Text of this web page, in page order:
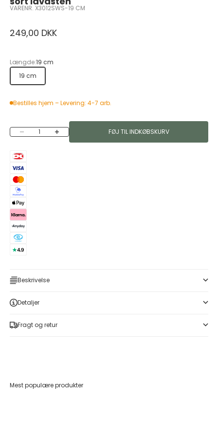
VARENR. X3012SWS-19 CM
Salgspris
249,00 DKK
Længde:19 cm
19 cm
Bestilles hjem – Levering: 4-7 arb.
Sænk antal Øg antal FØJ TIL INDKØBSKURV
Beskrivelse
Detaljer
Fragt og retur
Mest populære produkter